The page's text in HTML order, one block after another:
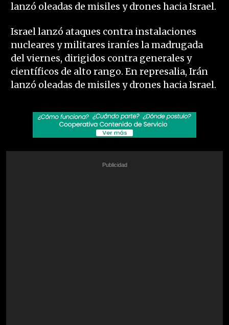
lanzó oleadas de misiles y drones hacia Israel.
Israel lanzó ataques contra instalaciones
nucleares y militares iraníes la madrugada
del viernes, dirigidos contra generales y
científicos de alto rango. En represalia, Irán
lanzó oleadas de misiles y drones hacia Israel.